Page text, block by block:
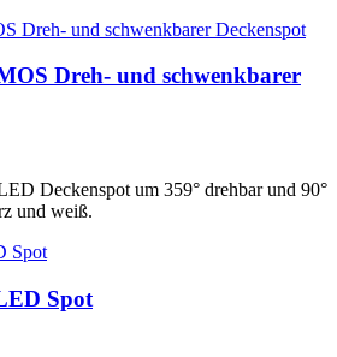
Dreh- und schwenkbarer
Deckenspot um 359° drehbar und 90°
und weiß.
Spot